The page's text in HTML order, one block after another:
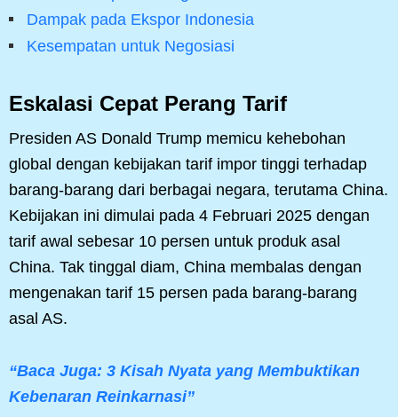
Dampak pada Ekspor Indonesia
Kesempatan untuk Negosiasi
Eskalasi Cepat Perang Tarif
Presiden AS Donald Trump memicu kehebohan
global dengan kebijakan tarif impor tinggi terhadap
barang-barang dari berbagai negara, terutama China.
Kebijakan ini dimulai pada 4 Februari 2025 dengan
tarif awal sebesar 10 persen untuk produk asal
China. Tak tinggal diam, China membalas dengan
mengenakan tarif 15 persen pada barang-barang
asal AS.
“Baca Juga: 3 Kisah Nyata yang Membuktikan
Kebenaran Reinkarnasi”